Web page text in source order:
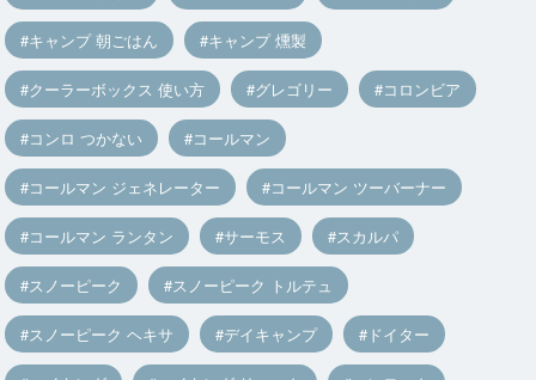
キャンプ 朝ごはん キャンプ 燻製
クーラーボックス 使い方 グレゴリー コロンビア
コンロ つかない コールマン
コールマン ジェネレーター コールマン ツーバーナー
コールマン ランタン サーモス スカルパ
スノーピーク スノーピーク トルテュ
スノーピーク ヘキサ デイキャンプ ドイター